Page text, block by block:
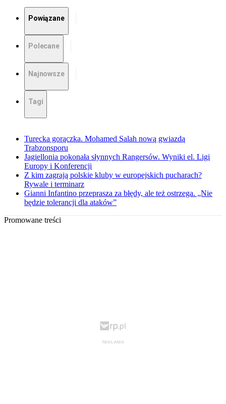
Powiązane
Polecane
Najnowsze
Tagi
Turecka gorączka. Mohamed Salah nową gwiazdą
Trabzonsporu
Jagiellonia pokonała słynnych Rangersów. Wyniki el. Ligi
Europy i Konferencji
Z kim zagrają polskie kluby w europejskich pucharach?
Rywale i terminarz
Gianni Infantino przeprasza za błędy, ale też ostrzega. „Nie
będzie tolerancji dla ataków”
Promowane treści